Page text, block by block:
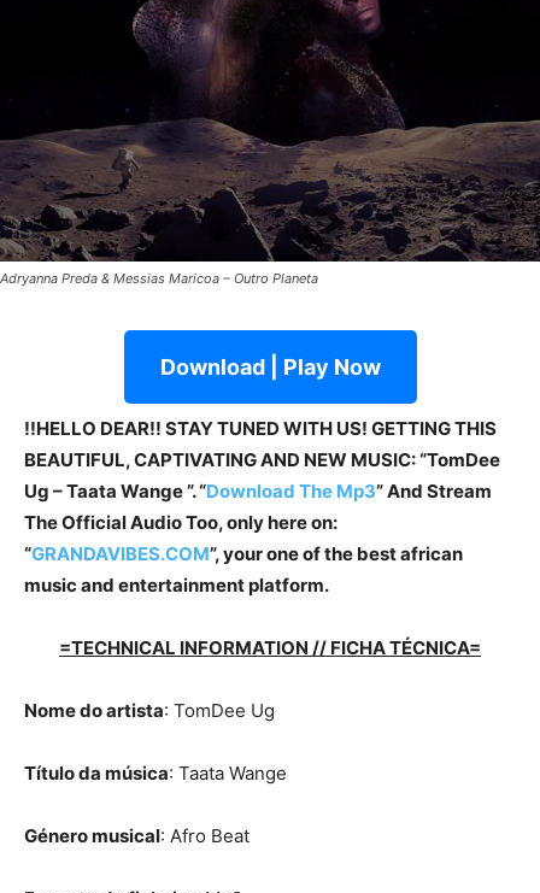
Adryanna Preda & Messias Maricoa – Outro Planeta
Download | Play Now
!!HELLO DEAR!! STAY TUNED WITH US! GETTING THIS
BEAUTIFUL, CAPTIVATING AND NEW MUSIC: “TomDee
Ug – Taata Wange ”. “Download The Mp3”And Stream
The Official Audio Too, only here on:
“GRANDAVIBES.COM”, your one of the best african
music and entertainment platform.
=TECHNICAL INFORMATION // FICHA TÉCNICA=
Nome do artista: TomDee Ug
Título da música: Taata Wange
Género musical: Afro Beat